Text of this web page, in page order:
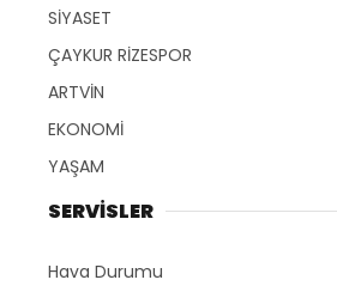
SİYASET
ÇAYKUR RİZESPOR
ARTVİN
EKONOMİ
YAŞAM
SERVİSLER
Hava Durumu